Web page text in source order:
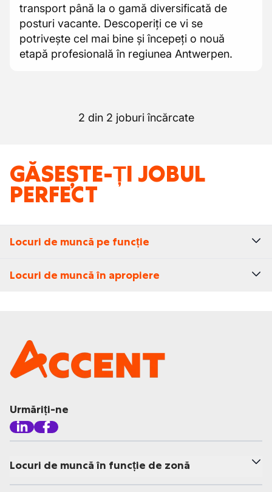
transport până la o gamă diversificată de
posturi vacante. Descoperiți ce vi se
potrivește cel mai bine și începeți o nouă
etapă profesională în regiunea Antwerpen.
2 din 2 joburi încărcate
GĂSEȘTE-ȚI JOBUL
PERFECT
Locuri de muncă pe funcție
Locuri de muncă în apropiere
Urmăriți-ne
Locuri de muncă în funcție de zonă